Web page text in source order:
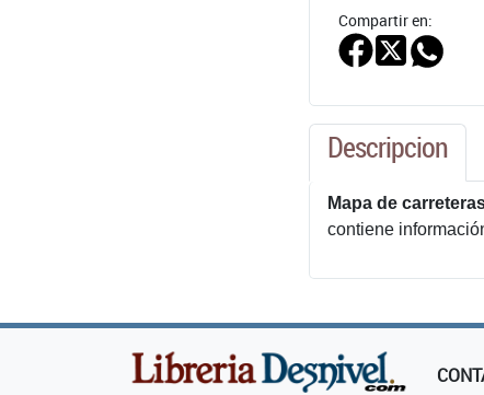
Compartir en:
Descripcion
Mapa de
contiene